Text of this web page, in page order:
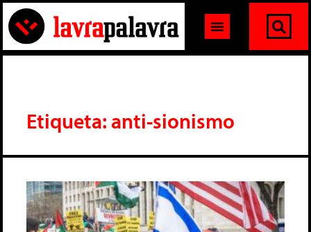
Etiqueta: anti-sionismo